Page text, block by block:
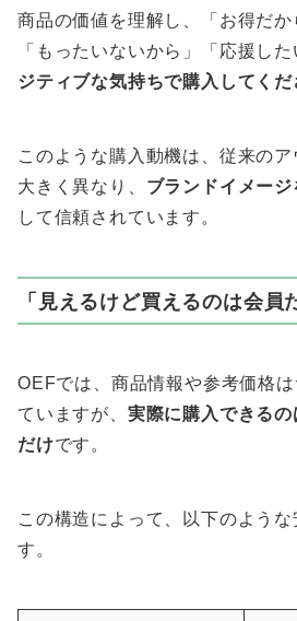
商品の価値を理解し、「お得だか
「もったいないから」「応援し
ジティブな気持ちで購入してくだ
このような購入動機は、従来の
大きく異なり、 ブランドイメー
して信頼されています。
「見えるけど買えるのは会員
OEFでは、商品情報や参考価格
ていますが、 実際に購入できる
だけです。
この構造によって、以下のような
す。